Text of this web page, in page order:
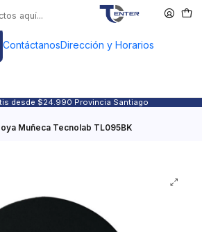
ContáctanosDirección y Horarios
desde $24.990 Provincia Santiago
Muñeca Tecnolab TL095BK